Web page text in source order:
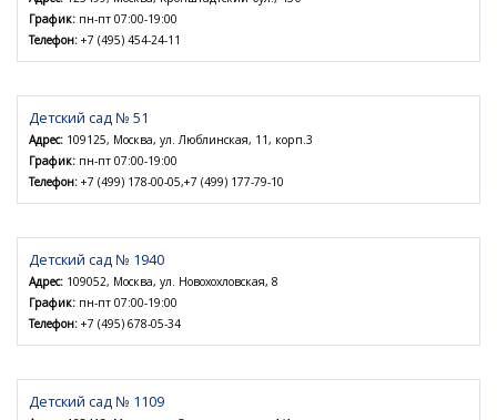
График: пн-пт 07:00-19:00
Телефон: +7 (495) 454-24-11
Детский сад № 51
Адрес: 109125, Москва, ул. Люблинская, 11, корп.3
График: пн-пт 07:00-19:00
Телефон: +7 (499) 178-00-05,+7 (499) 177-79-10
Детский сад № 1940
Адрес: 109052, Москва, ул. Новохохловская, 8
График: пн-пт 07:00-19:00
Телефон: +7 (495) 678-05-34
Детский сад № 1109